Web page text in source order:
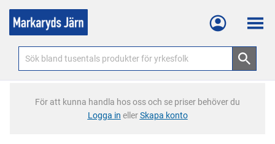
Meny
För att kunna handla hos oss och se priser behöver du
Logga in ellerSkapa konto